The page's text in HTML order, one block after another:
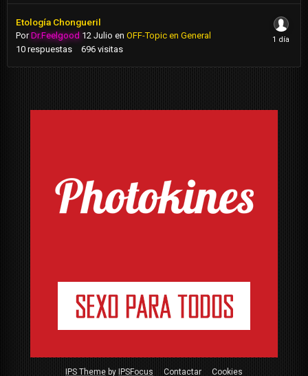
Etología Chongueril
PorDr.Feelgood 12 Julio en OFF-Topic en General
10 respuestas 696 visitas
IPS ThemebyIPSFocus Contactar Cookies